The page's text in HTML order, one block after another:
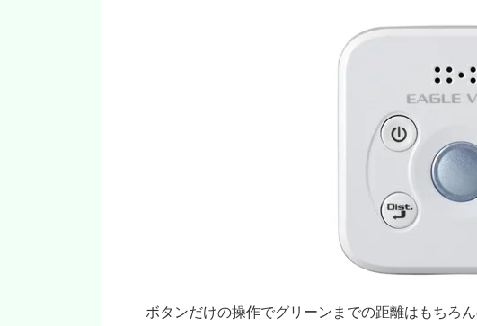
ボタンだけの操作でグリーンまでの距離はもちろ